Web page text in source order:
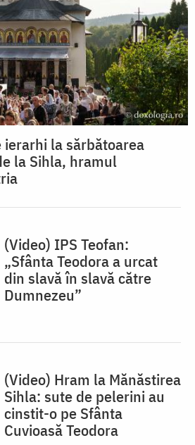
ierarhi la sărbătoarea
la Sihla, hramul
(Video) IPS Teofan:
„Sfânta Teodora a urcat
din slavă în slavă către
Dumnezeu”
(Video) Hram la Mănăstirea
Sihla: sute de pelerini au
cinstit-o pe Sfânta
Cuvioasă Teodora